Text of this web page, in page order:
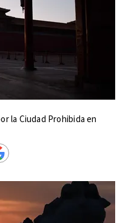
la Ciudad Prohibida en